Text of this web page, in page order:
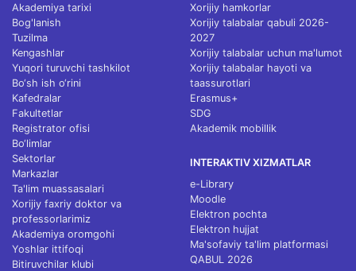
Akademiya tarixi
Bog'lanish
Tuzilma
Kengashlar
Yuqori turuvchi tashkilot
Bo‘sh ish o‘rini
Kafedralar
Fakultetlar
Registrator ofisi
Bo‘limlar
Sektorlar
Markazlar
Ta'lim muassasalari
Xorijiy faxriy doktor va
professorlarimiz
Akademiya oromgohi
Yoshlar ittifoqi
Bitiruvchilar klubi
Xorijiy hamkorlar
Xorijiy talabalar qabuli 2026-
2027
Xorijiy talabalar uchun ma'lumot
Xorijiy talabalar hayoti va
taassurotlari
Erasmus+
SDG
Akademik mobillik
INTERAKTIV XIZMATLAR
e-Library
Moodle
Elektron pochta
Elektron hujjat
Ma'sofaviy ta'lim platformasi
QABUL 2026